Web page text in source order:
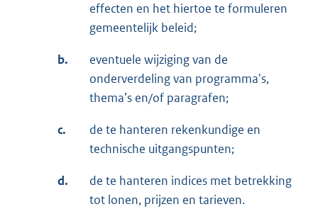
effecten en het hiertoe te formuleren
gemeentelijk beleid;
b.
eventuele wijziging van de
onderverdeling van programma's,
thema’s en/of paragrafen;
c.
de te hanteren rekenkundige en
technische uitgangspunten;
d.
de te hanteren indices met betrekking
tot lonen, prijzen en tarieven.